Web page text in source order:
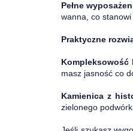
Pełne
wanna, co
Praktyczne
Kompleksowość
masz jasność co
Kamienica z
zielonego